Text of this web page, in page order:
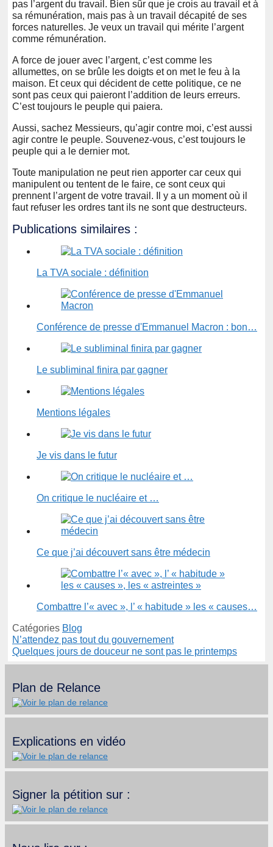
pas l’argent du travail. Bien sûr que je crois au travail et à
sa rémunération, mais pas à un travail décapité de ses
forces naturelles. Je veux un travail qui mérite l’argent
comme rémunération.
A force de jouer avec l’argent, c’est comme les
allumettes, on se brûle les doigts et on met le feu à la
maison. Et ceux qui décident de cette politique, ce ne
sont pas ceux qui paieront l’addition de leurs erreurs.
C’est toujours le peuple qui paiera.
Aussi, sachez Messieurs, qu’agir contre moi, c’est aussi
agir contre le peuple. Souvenez-vous, c’est toujours le
peuple qui a le dernier mot.
Toute manipulation ne peut rien apporter car ceux qui
manipulent ou tentent de le faire, ce sont ceux qui
prennent l’argent de votre travail. Il y a un moment où il
faut refuser les ordres tant ils ne sont que destructeurs.
Publications similaires :
La TVA sociale : définition
Conférence de presse d'Emmanuel Macron : bon…
Le subliminal finira par gagner
Mentions légales
Je vis dans le futur
On critique le nucléaire et …
Ce que j’ai découvert sans être médecin
Combattre l’« avec », l’ « habitude » les « causes…
Catégories Blog
N’attendez pas tout du gouvernement
Quelques jours de douceur ne sont pas le printemps
Plan de Relance
Explications en vidéo
Signer la pétition sur :